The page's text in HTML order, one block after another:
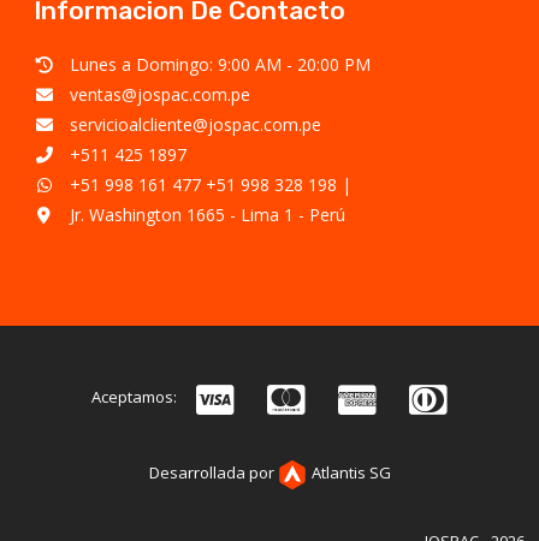
Informacion De Contacto
Lunes a Domingo: 9:00 AM - 20:00 PM
ventas@jospac.com.pe
servicioalcliente@jospac.com.pe
+511 425 1897
+51 998 161 477 +51 998 328 198 |
Jr. Washington 1665 - Lima 1 - Perú
Aceptamos:
Desarrollada por Atlantis SG